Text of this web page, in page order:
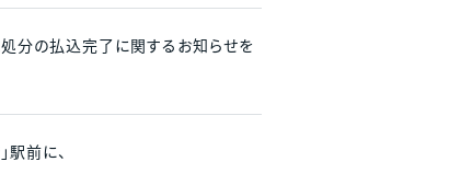
分の払込完了に関するお知らせを
駅前に、